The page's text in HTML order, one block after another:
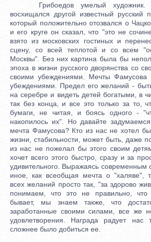
Грибоедов умелый художник.
восхищался другой известный русский
который положительно отозвался о
и его круге он сказал, что "это не
взято из московских гостиных и
сцену, со всей теплотой и со всем
Москвы". Без них картина была бы
эпоха в жизни русского дворянства со
своими убеждениями. Мечты Фамусова
убеждениями. Предел его желаний -
на серебре и видеть детей богатыми, в
так без конца, и все это только за то,
бумаги, не читая, и боясь одного -
накопилось их". Но давайте
мечта Фамусова? Кто из нас не хотел
жизни, стабильности, может быть, даже
из нас не пожелал бы этого своим
хочет всего этого быстро, сразу и за
удивительного. Выражаясь современным
иное, как всеобщая мечта о "халяве",
всех желаний просто так, "за здорово
понимаем, что это не правильно, что
бывает, мы знаем также, что
заработанные своими силами, все же
удовлетворения. Награда радует нас
сложнее было добиться ее.